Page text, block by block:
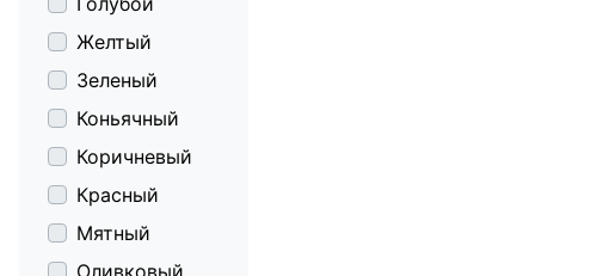
Желтый
Зеленый
Коньячный
Коричневый
Красный
Мятный
Оливковый